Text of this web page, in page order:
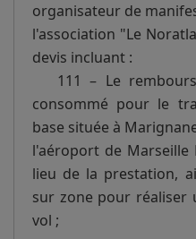
organisateur de
l'association "Le
devis incluant :
111 – Le
consommé pour le
base située à
l'aéroport de
lieu de la prestation,
sur zone pour réaliser
vol ;